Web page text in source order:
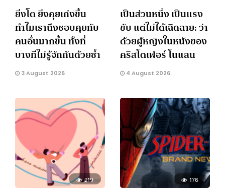
ยิ่งโต ยิ่งคุยเก่งขึ้น
ทำไมเราถึงชอบคุยกับ
คนอื่นมากขึ้น ทั้งที่
บางทีไม่รู้จักกันด้วยซ้ำ
3 August 2026
เป็นส่วนหนึ่ง เป็นแรง
ขับ แต่ไม่ได้เฉิดฉาย: ว่า
ด้วยผู้หญิงในหนังของ
คริสโตเฟอร์ โนแลน
4 August 2026
219 176